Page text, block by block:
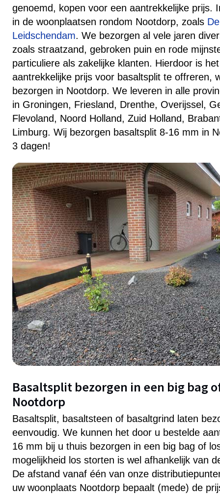
genoemd, kopen voor een aantrekkelijke prijs.
in de woonplaatsen rondom Nootdorp, zoals
Leidschendam. We bezorgen al vele jaren
zoals straatzand, gebroken puin en rode
particuliere als zakelijke klanten. Hierdoor is
aantrekkelijke prijs voor basaltsplit te offreren,
bezorgen in Nootdorp. We leveren in alle
in Groningen, Friesland, Drenthe, Overijssel,
Flevoland, Noord Holland, Zuid Holland,
Limburg. Wij bezorgen basaltsplit 8-16 mm in
3 dagen!
Basaltsplit bezorgen in een big bag
Nootdorp
Basaltsplit, basaltsteen of basaltgrind laten
eenvoudig. We kunnen het door u bestelde
16 mm bij u thuis bezorgen in een big bag of
mogelijkheid los storten is wel afhankelijk van
De afstand vanaf één van onze
uw woonplaats Nootdorp bepaalt (mede) de